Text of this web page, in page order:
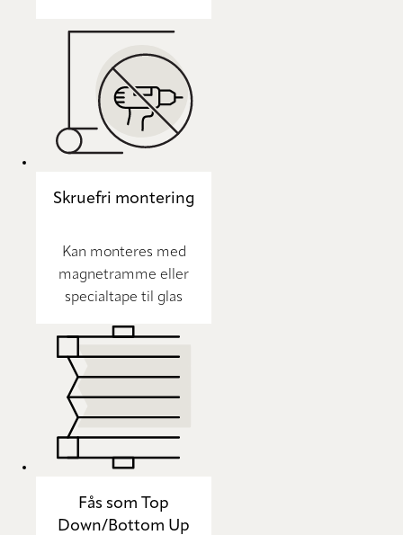
Skruefri montering
Kan monteres med
magnetramme eller
specialtape til glas
Fås som Top
Down/Bottom Up